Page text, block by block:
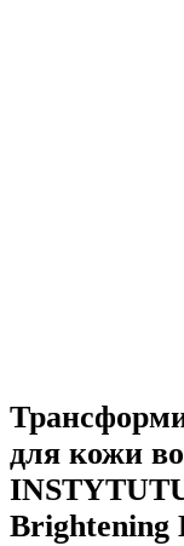
для кожи
Brightening